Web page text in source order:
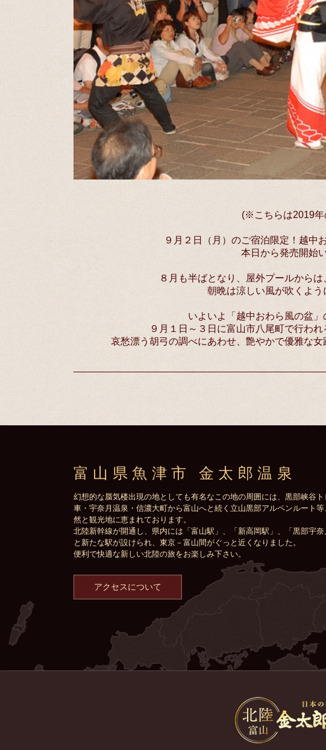
(※こちらは2019年
９月２日（月）のご宿泊限定！越中
本日から発売開始
８月も半ばとなり、屋外プールから
朝晩は涼しい風が吹くよう
いよいよ「越中おわら風の盆」
９月１日～３日に富山市八尾町で行わ
哀愁漂う胡弓の調べにあわせ、艶やかで優雅な
富山県魚津市 金太郎温泉
幻想的な蜃気楼出現の地としても有名なこの地の周囲には、黒部峡谷
車・宇奈月温泉・信濃大町から富山へと続く立山黒部アルペンルート等
然と観光地に恵まれております。
北陸新幹線が開通し、県内には「富山駅」、「新高岡駅」、「黒部宇奈
と新たな駅が設けられ、東京－富山間がぐっと近くなりました。
便利で快適な新しい北陸の旅をお楽しみ下さい。
アクセスについて